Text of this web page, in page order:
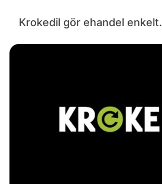
Krokedil gör ehandel enkelt.